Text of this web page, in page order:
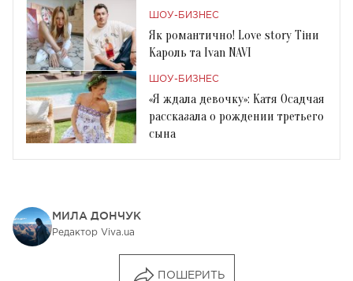
ШОУ-БИЗНЕС
Як романтично! Love story Тіни
Кароль та Ivan NAVI
ШОУ-БИЗНЕС
«Я ждала девочку»: Катя Осадчая
рассказала о рождении третьего
сына
МИЛА ДОНЧУК
Редактор Viva.ua
ПОШЕРИТЬ